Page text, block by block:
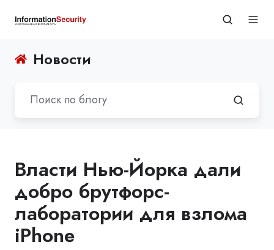
Новости
Власти Нью-Йорка дали
добро брутфорс-
лаборатории для взлома
iPhone